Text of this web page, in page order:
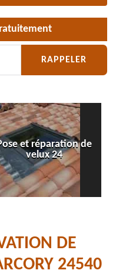
et réparation de
velux 24
DE
24540